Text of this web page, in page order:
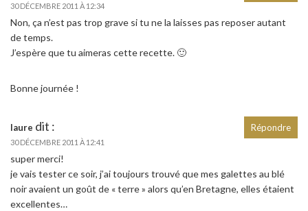
30 DÉCEMBRE 2011 À 12:34
Non, ça n’est pas trop grave si tu ne la laisses pas reposer autant
de temps.
J’espère que tu aimeras cette recette. 🙂
Bonne journée !
laure dit :
30 DÉCEMBRE 2011 À 12:41
super merci!
je vais tester ce soir, j’ai toujours trouvé que mes galettes au blé
noir avaient un goût de « terre » alors qu’en Bretagne, elles étaient
excellentes…
Répondre